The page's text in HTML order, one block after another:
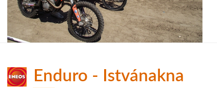
Enduro - Istvánakna